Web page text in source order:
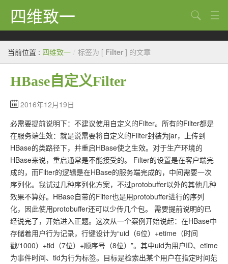
四维致一
Java
大数据
Python
Scala
GoLang
工程
Bug
Tricks
想法
搜索
当前位置 : 四维致一 / 标签为 [ Filter ] 的文章
HBase自定义Filter
2016年12月19日
必需要提前说明下：不建议使用自定义的Filter。所有的Filter都是
在服务端生效：就是说需要将自定义的Filter封装为jar，上传到
HBase的类路径下，并重启HBase使之生效。对于生产环境的
HBase来说，重启通常是不能接受的。 Filter的设置是在客户端完
成的，而Filter的逻辑是在HBase的服务端完成的，中间需要一次
序列化。我试过几种序列化方案，不过protobuffer以外的其他几种
效果不算好。HBase自带的Filter也是用protobuffer进行的序列
化，因此使用protobuffer还可以少传几个包。 需要提前说明的已
经说完了，开始进入正题。这次从一个案例开始说起：在HBase中
存储着用户行为记录，行键设计为“uid（6位）+etime（时间
戳/1000）+tid（7位）+顺序号（8位）”。其中uid为用户ID、etime
为事件时间、tid为行为标签。目标是检索出某个用户在指定时间范